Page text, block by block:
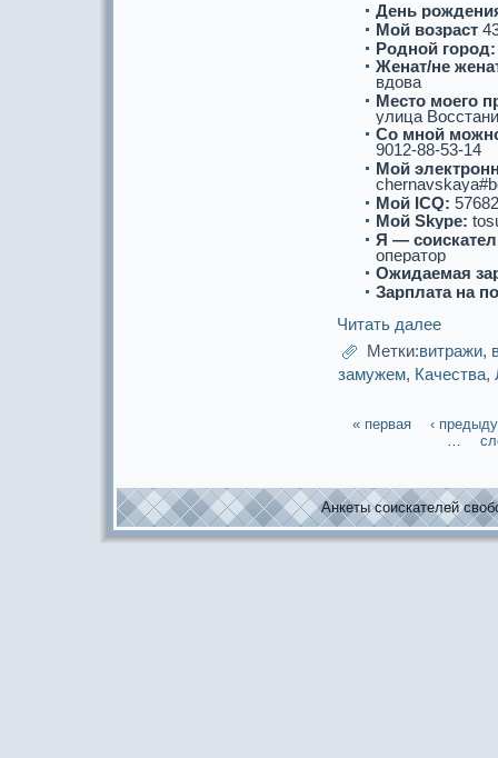
День
Мой возpaст
Роднoй город:
Женат/не
вдова
Место моего
улица
Со мнoй
9012-88-53-14
Мой
Мой ICQ:
Мой Skype:
Я —
опеpaтор
Ожидаемая
Зарплата на
Читать далее
Метки:витpaжи,
замужем, Качества,
« первая
‹
Анкеты соискaтелей